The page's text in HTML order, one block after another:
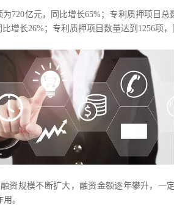
亿元，同比增长65%；专利质押项目总
增长26%；专利质押项目数量达到1256项，
规模不断扩大，融资金额逐年攀升，一
。